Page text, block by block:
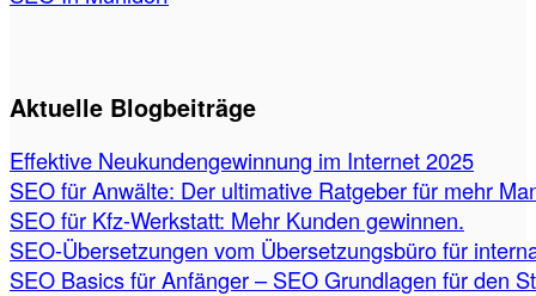
Aktuelle Blogbeiträge
Effektive Neukundengewinnung im Internet 2025
SEO für Anwälte: Der ultimative Ratgeber für mehr
SEO für Kfz-Werkstatt: Mehr Kunden gewinnen.
SEO-Übersetzungen vom Übersetzungsbüro für
SEO Basics für Anfänger – SEO Grundlagen für den